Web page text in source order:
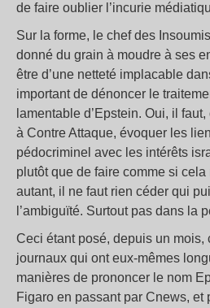
de faire oublier l’incurie
Sur la forme, le chef des
donné du grain à moudre à ses
être d’une netteté implacable
important de dénoncer le
lamentable d’Epstein. Oui, il
à Contre Attaque, évoquer les
pédocriminel avec les intérêts
plutôt que de faire comme si cela
autant, il ne faut rien céder qui
l’ambiguïté. Surtout pas dans la
Ceci étant posé, depuis un mois,
journaux qui ont eux-mêmes
manières de prononcer le nom
Figaro en passant par Cnews, et